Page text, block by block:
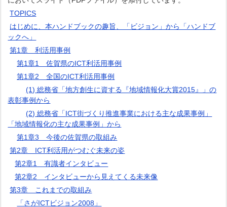
TOPICS
はじめに、本ハンドブックの趣旨、「ビジョン」から「ハンドブ
ックへ」
第1章 利活用事例
第1章1 佐賀県のICT利活用事例
第1章2 全国のICT利活用事例
(1) 総務省「地方創生に資する『地域情報化大賞2015』」の
表彰事例から
(2) 総務省「ICT街づくり推進事業における主な成果事例」
「地域情報化の主な成果事例」から
第1章3 今後の佐賀県の取組み
第2章 ICT利活用がつむぐ未来の姿
第2章1 有識者インタビュー
第2章2 インタビューから見えてくる未来像
第3章 これまでの取組み
「さがICTビジョン2008」